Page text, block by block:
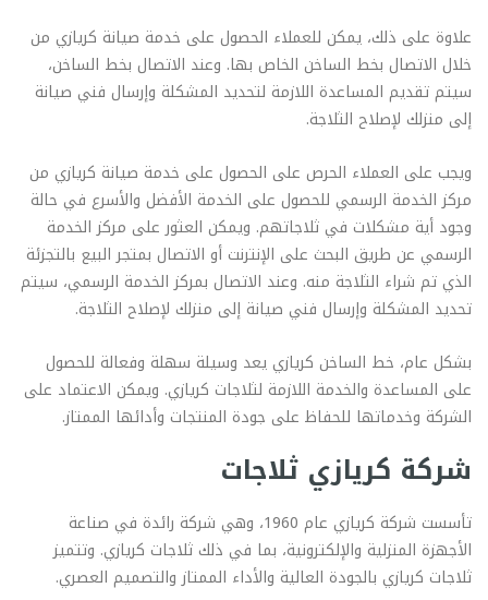
علاوة على ذلك، يمكن للعملاء الحصول على خدمة صيانة كريازي من
خلال الاتصال بخط الساخن الخاص بها. وعند الاتصال بخط الساخن،
سيتم تقديم المساعدة اللازمة لتحديد المشكلة وإرسال فني صيانة
إلى منزلك لإصلاح الثلاجة.
ويجب على العملاء الحرص على الحصول على خدمة صيانة كريازي من
مركز الخدمة الرسمي للحصول على الخدمة الأفضل والأسرع في حالة
وجود أية مشكلات في ثلاجاتهم. ويمكن العثور على مركز الخدمة
الرسمي عن طريق البحث على الإنترنت أو الاتصال بمتجر البيع بالتجزئة
الذي تم شراء الثلاجة منه. وعند الاتصال بمركز الخدمة الرسمي، سيتم
تحديد المشكلة وإرسال فني صيانة إلى منزلك لإصلاح الثلاجة.
بشكل عام، خط الساخن كريازي يعد وسيلة سهلة وفعالة للحصول
على المساعدة والخدمة اللازمة لثلاجات كريازي. ويمكن الاعتماد على
الشركة وخدماتها للحفاظ على جودة المنتجات وأدائها الممتاز.
شركة كريازي ثلاجات
تأسست شركة كريازي عام 1960، وهي شركة رائدة في صناعة
الأجهزة المنزلية والإلكترونية، بما في ذلك ثلاجات كريازي. وتتميز
ثلاجات كريازي بالجودة العالية والأداء الممتاز والتصميم العصري.